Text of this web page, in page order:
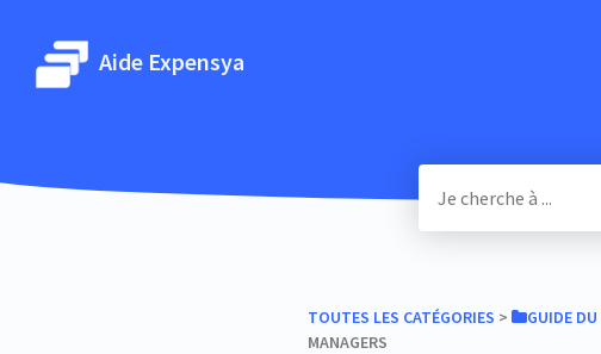
Aide Expensya
TOUTES LES CATÉGORIES ​ > ​ ​GUIDE DU
MANAGERS